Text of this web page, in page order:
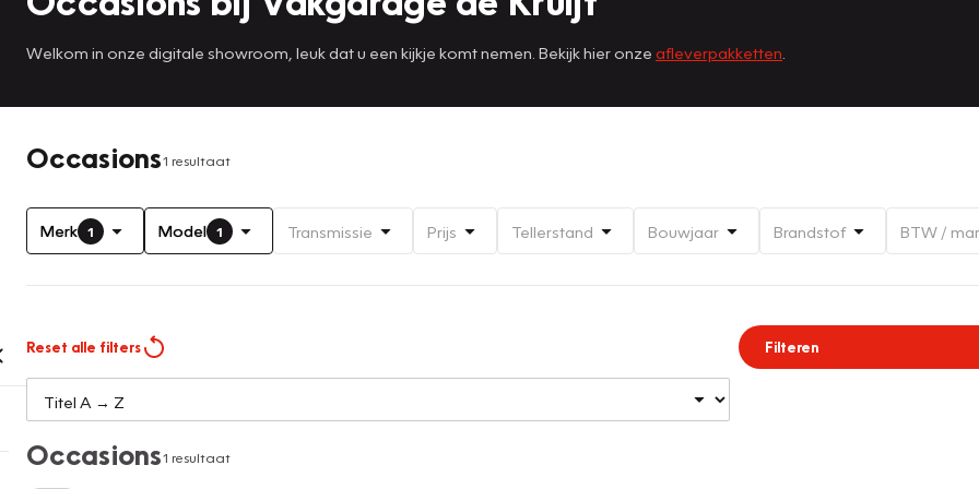
Welkom in onze digitale showroom, leuk dat u een kijkje komt nemen. Bekijk hier onze afleverpakketten
Occasions1 resultaat
Merk 1 Model 1 Transmissie Prijs Tellerstand Bouwjaar Brandstof BTW /
Reset alle filters Filteren
Occasions1 resultaat